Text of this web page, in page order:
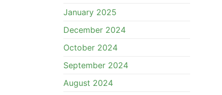
January 2025
December 2024
October 2024
September 2024
August 2024